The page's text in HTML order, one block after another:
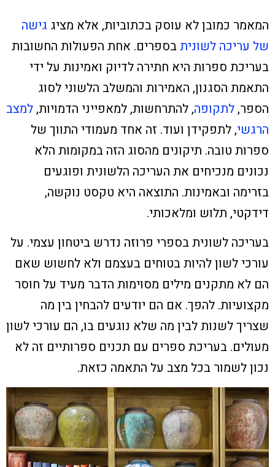
המאמר כמובן לא עוסק בכתוביות, אלא מציג גישה
של עריכה לשוניתבספרים. אחת הפעולות החשובות
בעריכת ספרות היא חתירה לדיוק ואמינות על ידי
התאמת הסגנון, האמירות והמשלב הלשוני לסוג
הספר,לתקופה, להתרחשות, למאפייני הדמויות,למצב
הרגשי, לתפקידן ועוד. זה אחד מעמודי התווך של
ספרות טובה. תיקונים מהסוג הזה במקומות הלא
נכונים מנכיחים את העריכה הלשונית ופוגעים
בזרימה ובאמינות. התוצאה היא טקסט נוקשה,
דידקטי, תלוש ומלאכותי.
בעריכה לשונית בספרי פרוזה נדרש ביטחון עצמי. על
עורכי לשון להיות בטוחים בעצמם ולא לחשוש שאם
הם לא מתקנים מילים מסוימות הדבר מעיד על חוסר
מקצועיות. להפך. אם הם יודעים להבחין בין מה
שצריך לשנות לבין מה שלא נוגעים בו, הם עורכי לשון
מעולים. בעריכת ספרים עם תכנים ספרותיים זה לא
נכון לשמור בכל מצב על התאמה כזאת.